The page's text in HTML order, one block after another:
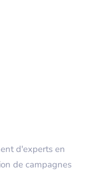
d'experts en
de campagnes